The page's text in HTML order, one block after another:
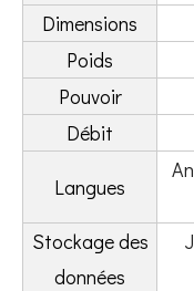
Dimensions
Poids
Pouvoir
Débit
Langues
Stockage des
données